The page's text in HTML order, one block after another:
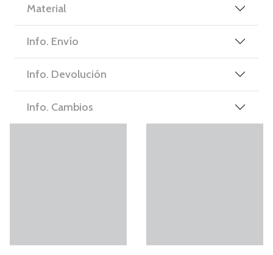
Material
Info. Envío
Info. Devolución
Info. Cambios